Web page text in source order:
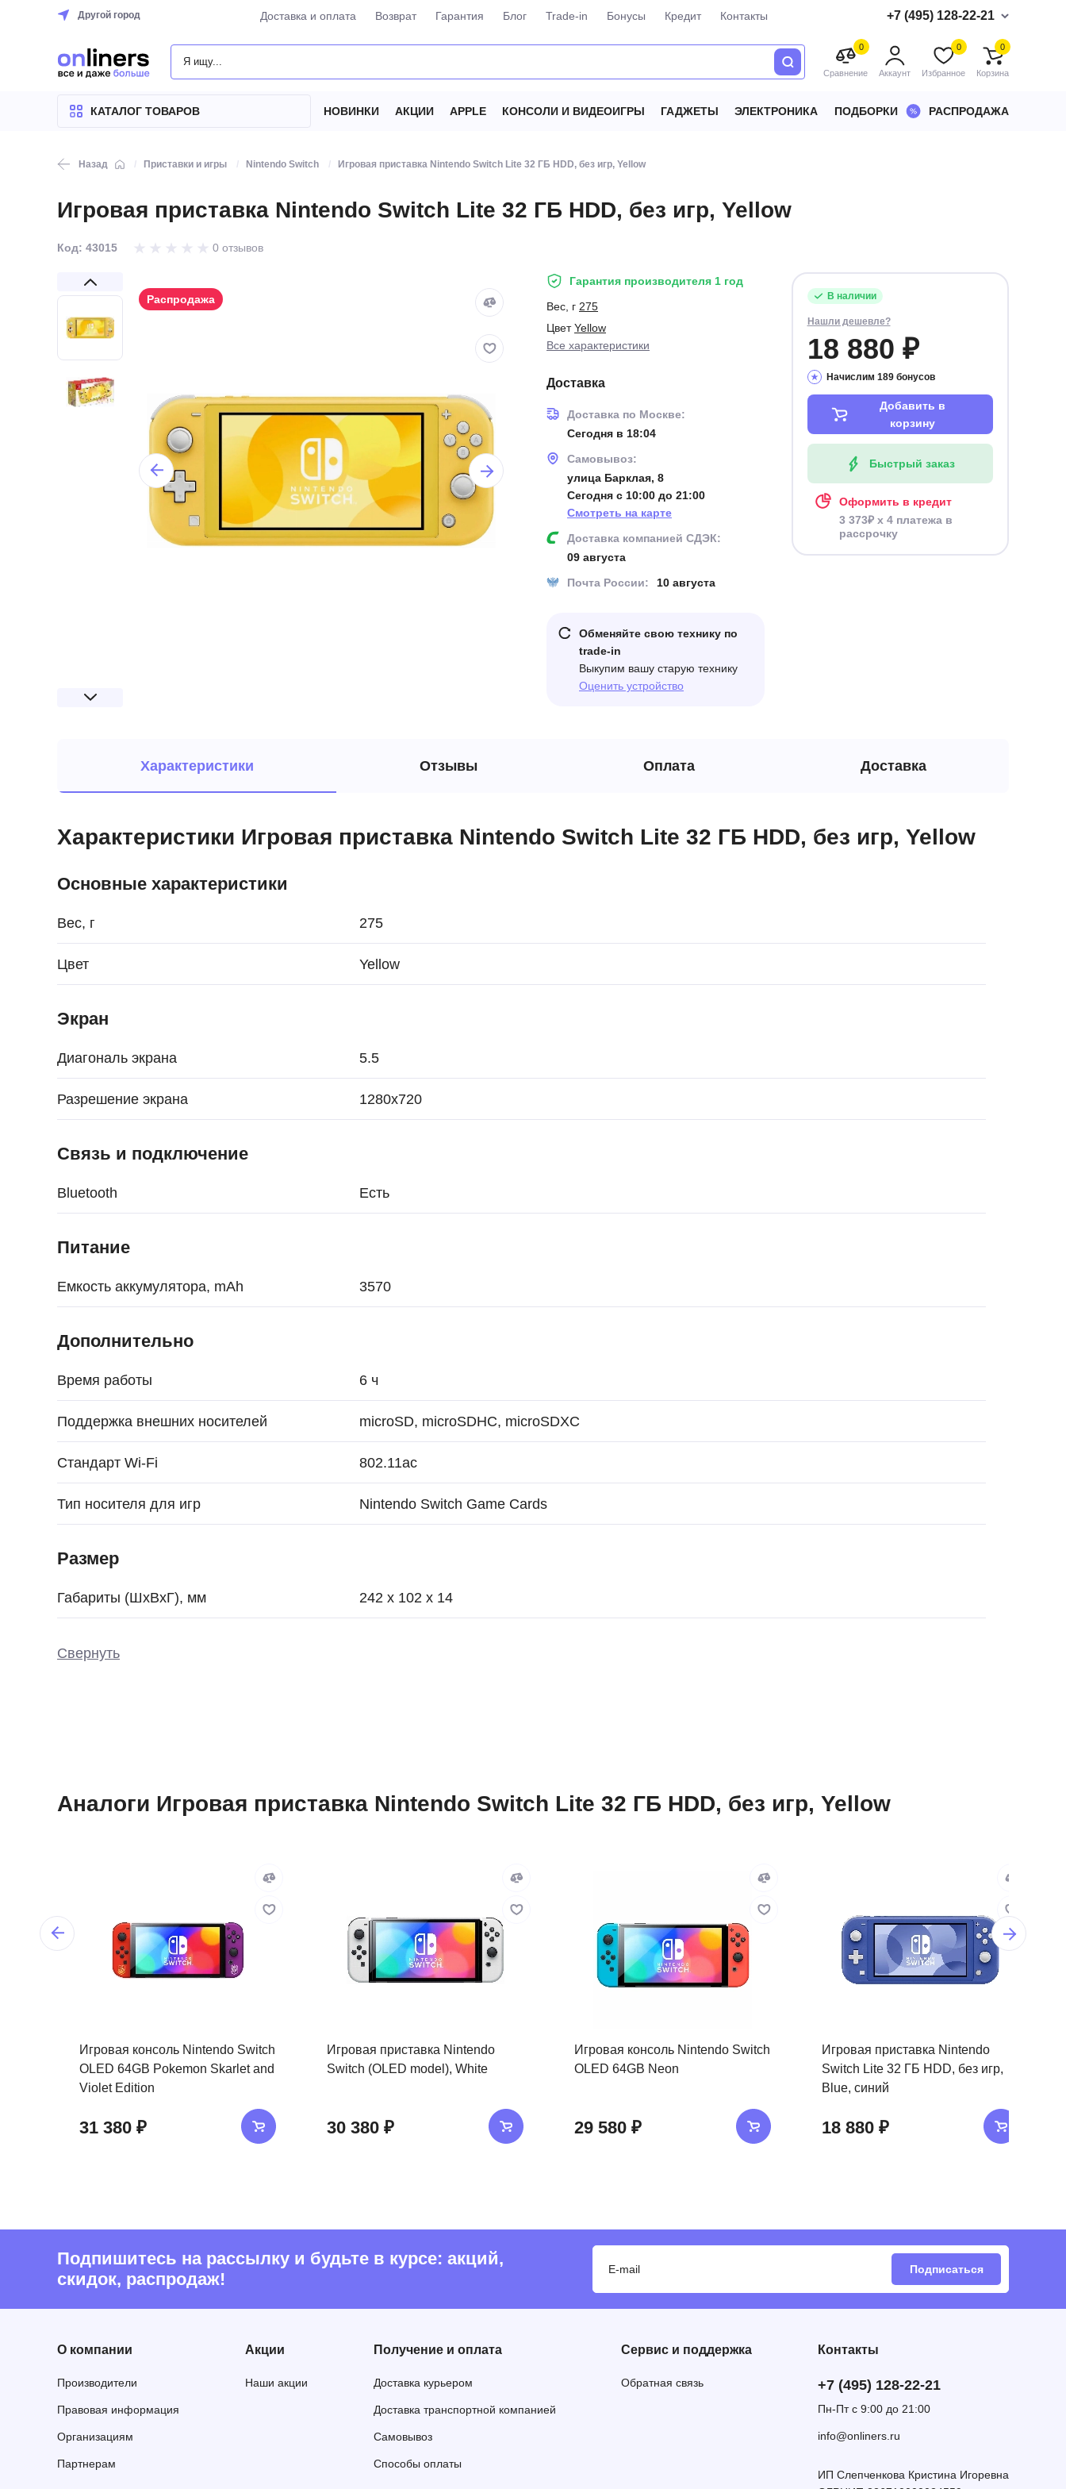
Другой город Доставка и оплата Возврат Гарантия Блог Trade-in Бонусы Кредит Контакты +7 (495) 128-22-21
ТОВАРОВ
0
Сравнение Аккаунт
0
Избранное
0
Корзина
КАТАЛОГ ТОВАРОВ НОВИНКИ АКЦИИ APPLE КОНСОЛИ И ВИДЕОИГРЫ ГАДЖЕТЫ ЭЛЕКТРОНИКА ПОДБОРКИ РАСПРОДАЖА
Назад Приставки и игры Nintendo Switch Игровая приставка Nintendo Switch Lite 32 ГБ HDD, без игр, Yellow
Игровая приставка Nintendo Switch Lite 32 ГБ HDD, без игр, Yellow
Код: 43015 0 отзывов
Распродажа
Гарантия производителя 1 год
Вес, г 275
ЦветYellow
Все характеристики
Доставка
Доставка по Москве:
Сегодня в 18:04
Самовывоз:
улица Барклая, 8
Сегодня с 10:00 до 21:00
Смотреть на карте
Доставка компанией СДЭК:
09 августа
Почта России:
10 августа
Обменяйте свою технику по
trade-in
Выкупим вашу старую технику
Оценить устройство
В наличии
Нашли дешевле?
18 880 ₽
Начислим 189 бонусов
Добавить в
корзину
Быстрый заказ
Оформить в кредит
3 373₽ x 4 платежа в
рассрочку
Характеристики Отзывы Оплата Доставка
Характеристики Игровая приставка Nintendo Switch Lite 32 ГБ HDD, без игр, Yellow
Основные характеристики
Вес, г 275
Цвет Yellow
Экран
Диагональ экрана 5.5
Разрешение экрана 1280x720
Связь и подключение
Bluetooth Есть
Питание
Емкость аккумулятора, mAh 3570
Дополнительно
Время работы 6 ч
Поддержка внешних носителей microSD, microSDHC, microSDXC
Стандарт Wi-Fi 802.11ac
Тип носителя для игр Nintendo Switch Game Cards
Размер
Габариты (ШxВxГ), мм 242 x 102 x 14
Свернуть
Аналоги Игровая приставка Nintendo Switch Lite 32 ГБ HDD, без игр, Yellow
Игровая консоль Nintendo Switch
OLED 64GB Pokemon Skarlet and
Violet Edition
31 380 ₽
Игровая приставка Nintendo
Switch (OLED model), White
30 380 ₽
Игровая консоль Nintendo Switch
OLED 64GB Neon
29 580 ₽
Игровая приставка Nintendo
Switch Lite 32 ГБ HDD, без игр,
Blue, синий
18 880 ₽
Подпишитесь на рассылку и будьте в курсе: акций,
скидок, распродаж!
Подписаться
О компании
Производители
Правовая информация
Организациям
Партнерам
Акции
Наши акции
Получение и оплата
Доставка курьером
Доставка транспортной компанией
Самовывоз
Способы оплаты
Сервис и поддержка
Обратная связь
Контакты
+7 (495) 128-22-21
Пн-Пт с 9:00 до 21:00
info@onliners.ru
ИП Слепченкова Кристина Игоревна